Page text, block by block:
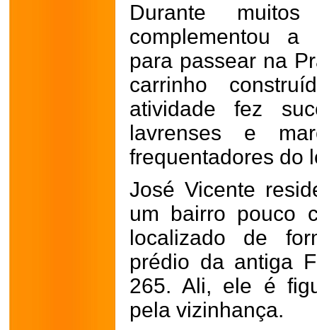
Durante
complementou a
para passear na
carrinho
atividade fez
lavrenses e
frequentadores do
José Vicente
um bairro pouco
localizado de
prédio da antiga
265. Ali, ele é
pela vizinhança.